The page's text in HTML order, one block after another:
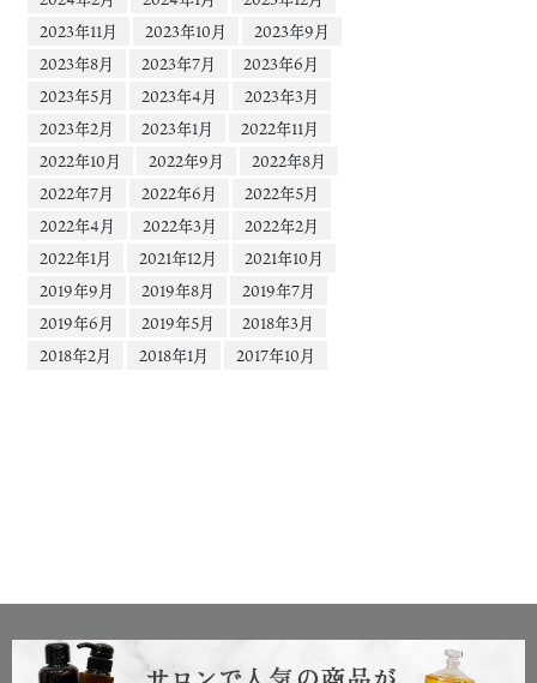
2023年11月
2023年10月
2023年9月
2023年8月
2023年7月
2023年6月
2023年5月
2023年4月
2023年3月
2023年2月
2023年1月
2022年11月
2022年10月
2022年9月
2022年8月
2022年7月
2022年6月
2022年5月
2022年4月
2022年3月
2022年2月
2022年1月
2021年12月
2021年10月
2019年9月
2019年8月
2019年7月
2019年6月
2019年5月
2018年3月
2018年2月
2018年1月 2017年10月